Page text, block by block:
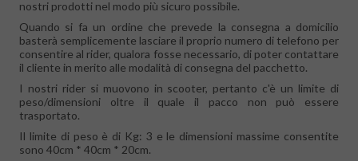
nostri prodotti nel modo più sicuro possibile.
Quando si fa un ordine che prevede la consegna a domicilio
basterà semplicemente lasciare il proprio numero di telefono per
consentire al rider, qualora fosse necessario, di poter contattare
il cliente in merito alle modalità di consegna del pacchetto.
I nostri rider si muovono in scooter, pertanto c'è un limite di
peso/dimensioni oltre il quale il pacco non può essere
trasportato.
Il limite di peso è di Kg: 3 e le dimensioni massime consentite
sono 40cm * 40cm * 20cm.